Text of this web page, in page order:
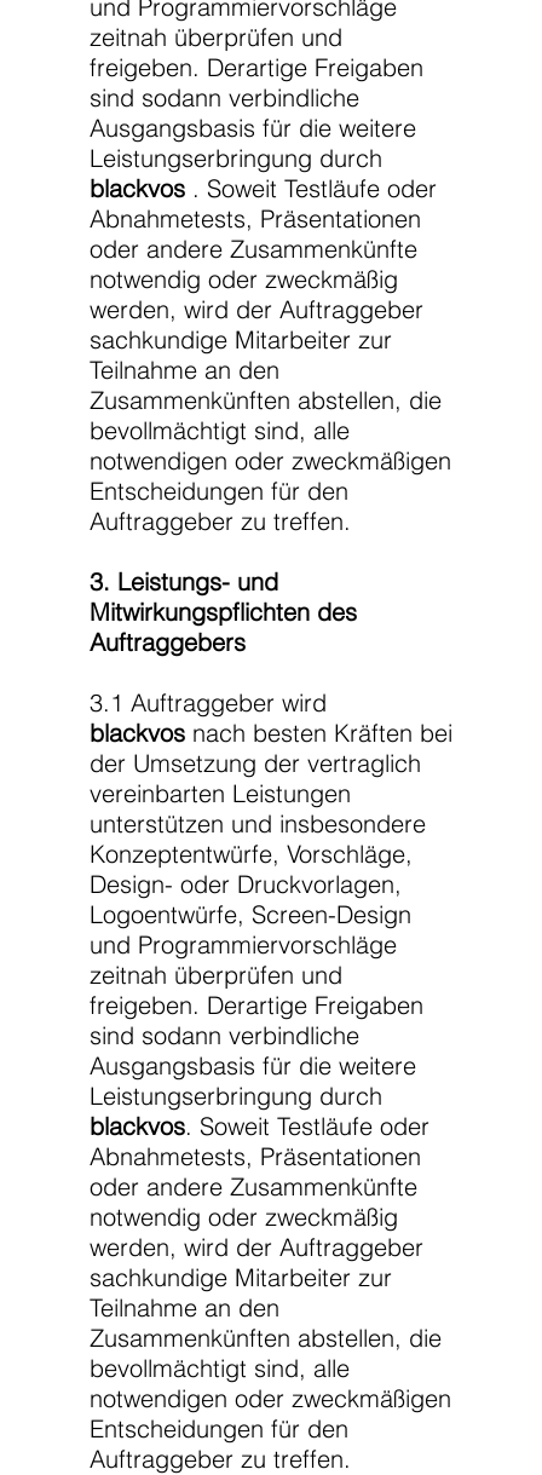
und Programmiervorschläge
zeitnah überprüfen und
freigeben. Derartige Freigaben
sind sodann verbindliche
Ausgangsbasis für die weitere
Leistungserbringung durch
blackvos . Soweit Testläufe oder
Abnahmetests, Präsentationen
oder andere Zusammenkünfte
notwendig oder zweckmäßig
werden, wird der Auftraggeber
sachkundige Mitarbeiter zur
Teilnahme an den
Zusammenkünften abstellen, die
bevollmächtigt sind, alle
notwendigen oder zweckmäßigen
Entscheidungen für den
Auftraggeber zu treffen.
3. Leistungs- und
Mitwirkungspflichten des
Auftraggebers
3.1 Auftraggeber wird
blackvos nach besten Kräften bei
der Umsetzung der vertraglich
vereinbarten Leistungen
unterstützen und insbesondere
Konzeptentwürfe, Vorschläge,
Design- oder Druckvorlagen,
Logoentwürfe, Screen-Design
und Programmiervorschläge
zeitnah überprüfen und
freigeben. Derartige Freigaben
sind sodann verbindliche
Ausgangsbasis für die weitere
Leistungserbringung durch
blackvos. Soweit Testläufe oder
Abnahmetests, Präsentationen
oder andere Zusammenkünfte
notwendig oder zweckmäßig
werden, wird der Auftraggeber
sachkundige Mitarbeiter zur
Teilnahme an den
Zusammenkünften abstellen, die
bevollmächtigt sind, alle
notwendigen oder zweckmäßigen
Entscheidungen für den
Auftraggeber zu treffen.